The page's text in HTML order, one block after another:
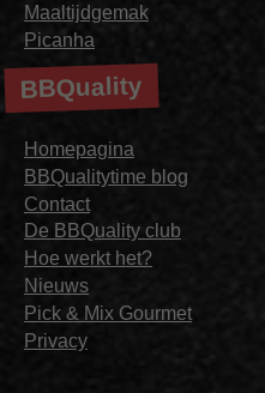
Maaltijdgemak
Picanha
BBQuality
Homepagina
BBQualitytime blog
Contact
De BBQuality club
Hoe werkt het?
Nieuws
Pick & Mix Gourmet
Privacy